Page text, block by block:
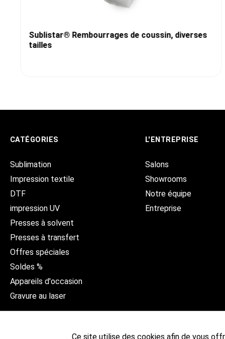
Sublistar® Rembourrages de coussin, diverses
tailles
CATÉGORIES
Sublimation
Impression textile
DTF
impression UV
Presses à solvent
Presses à transfert
Offres spéciales
Soldes %
Appareils d'occasion
Gravure au laser
L'ENTREPRISE
Salons
Showrooms
Notre équipe
Entreprise
Ce site utilise des cookies afin de vous